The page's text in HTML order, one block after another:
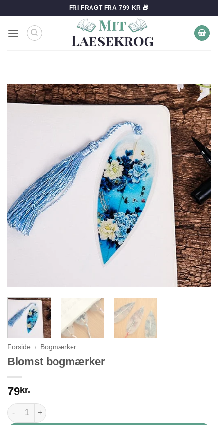
til
indhold
FRI FRAGT FRA 799 KR 🎁
Forside / Bogmærker
Blomst bogmærker
79kr.
Blomst bogmærker antal